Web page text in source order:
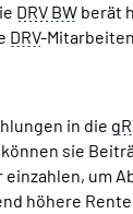
DRV BW berät
DRV-
in die
sie
um
höhere